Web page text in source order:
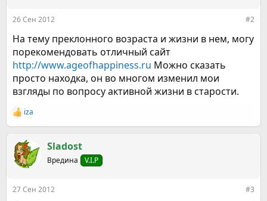
26 Сен 2012 #2
На тему преклонного возраста и жизни в нем, могу
порекомендовать отличный сайт
http://www.ageofhappiness.ru Можно сказать
просто находка, он во многом изменил мои
взгляды по вопросу активной жизни в старости.
Р
е
к
ц
и
iza
Sladost
Вредина V.I.P
27 Сен 2012 #3